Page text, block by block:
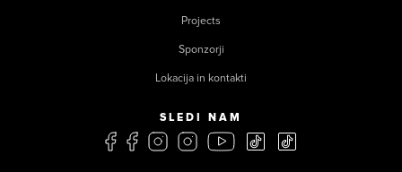
Projects
Sponzorji
Lokacija in kontakti
SLEDI NAM